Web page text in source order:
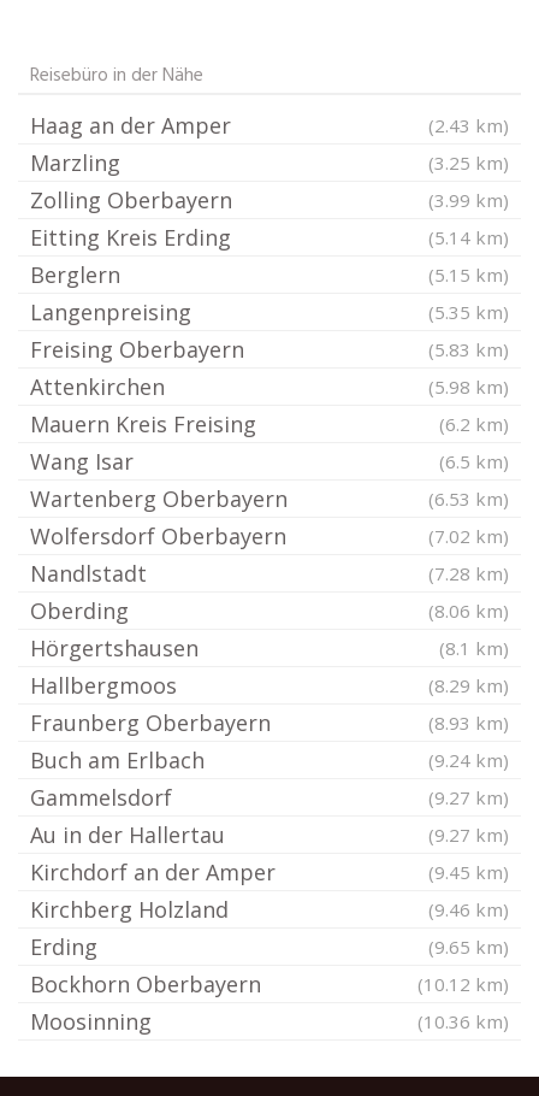
Reisebüro in der Nähe
Haag an der Amper (2.43 km)
Marzling (3.25 km)
Zolling Oberbayern (3.99 km)
Eitting Kreis Erding (5.14 km)
Berglern (5.15 km)
Langenpreising (5.35 km)
Freising Oberbayern (5.83 km)
Attenkirchen (5.98 km)
Mauern Kreis Freising (6.2 km)
Wang Isar (6.5 km)
Wartenberg Oberbayern (6.53 km)
Wolfersdorf Oberbayern (7.02 km)
Nandlstadt (7.28 km)
Oberding (8.06 km)
Hörgertshausen (8.1 km)
Hallbergmoos (8.29 km)
Fraunberg Oberbayern (8.93 km)
Buch am Erlbach (9.24 km)
Gammelsdorf (9.27 km)
Au in der Hallertau (9.27 km)
Kirchdorf an der Amper (9.45 km)
Kirchberg Holzland (9.46 km)
Erding (9.65 km)
Bockhorn Oberbayern (10.12 km)
Moosinning (10.36 km)